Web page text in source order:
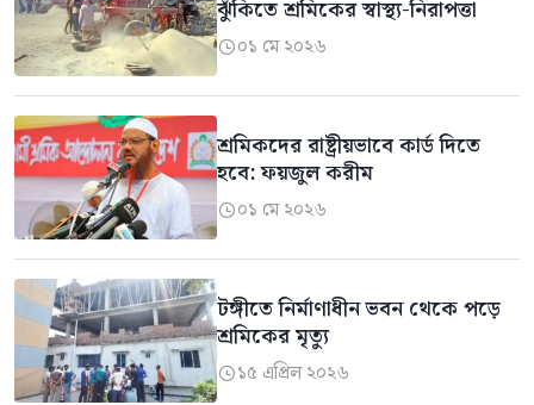
ঝুঁকিতে শ্রমিকের স্বাস্থ্য-নিরাপত্তা
০১ মে ২০২৬
শ্রমিকদের রাষ্ট্রীয়ভাবে কার্ড দিতে
হবে: ফয়জুল করীম
০১ মে ২০২৬
টঙ্গীতে নির্মাণাধীন ভবন থেকে পড়ে
শ্রমিকের মৃত্যু
১৫ এপ্রিল ২০২৬